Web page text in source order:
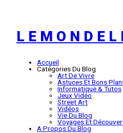
Accueil
Catégories Du Blog
Art De Vivre
Astuces Et Bons
Informatique & Tutos
Jeux Vidéo
Street Art
Vidéos
Vie Du Blog
Voyages Et
A Propos Du Blog